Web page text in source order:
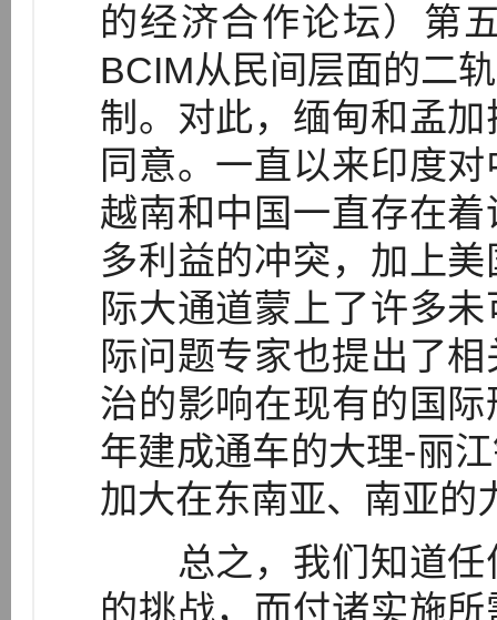
的经济合作论坛）第
BCIM从民间层面的二
制。对此，缅甸和孟
同意。一直以来印度
越南和中国一直存在
多利益的冲突，加上
际大通道蒙上了许多
际问题专家也提出了
治的影响在现有的国
年建成通车的大理-丽
加大在东南亚、南亚的
总之，我们知道任
的挑战，而付诸实施